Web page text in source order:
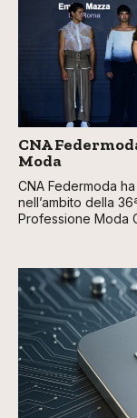
CNA
Moda
CNA Federmoda
nell’ambito della
Professione Moda